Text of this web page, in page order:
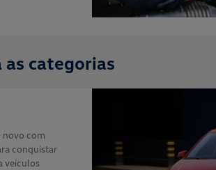
as categorias
novo com
conquistar
veículos